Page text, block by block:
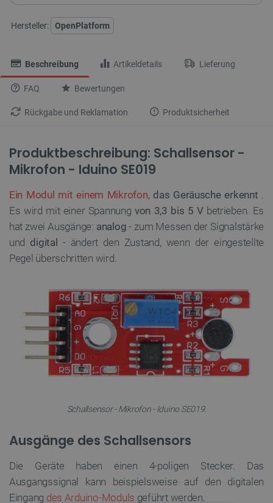
Hersteller: OpenPlatform
Beschreibung Artikeldetails Lieferung
FAQ Bewertungen
Rückgabe und Reklamation Produktsicherheit
Produktbeschreibung: Schallsensor -
Mikrofon - Iduino SE019
Ein Modul mit einem Mikrofon,das Geräusche erkennt
Es wird mit einer Spannung von 3,3 bis 5 Vbetrieben. Es
hat zwei Ausgänge: analog - zum Messen der Signalstärke
und digital - ändert den Zustand, wenn der eingestellte
Pegel überschritten wird.
Schallsensor - Mikrofon - Iduino SE019.
Ausgänge des Schallsensors
Die Geräte haben einen 4-poligen Stecker. Das
Ausgangssignal kann beispielsweise auf den digitalen
Eingang des Arduino-Moduls geführt werden.